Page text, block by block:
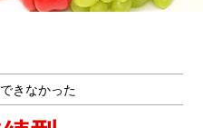
きなかった